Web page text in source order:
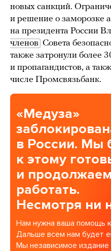
новых санкций.
и решение о заморозке
на президента России
членов Совета
также затронули более
и пропагандистов, а
числе Промсвязьбанк.
«Медуза»
в России. Мы
к этому
и продолжаем
работать.
Несмотря ни
Нам нужна ваша помощь
Дальше всем нам будет
Мы независимое